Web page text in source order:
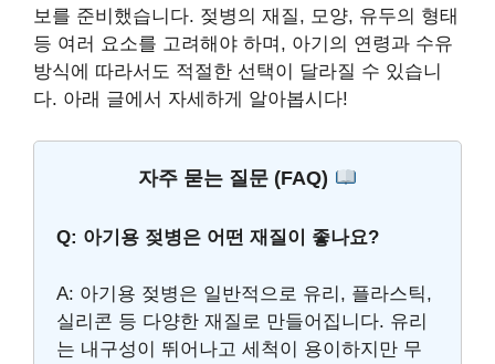
보를 준비했습니다. 젖병의 재질, 모양, 유두의 형태
등 여러 요소를 고려해야 하며, 아기의 연령과 수유
방식에 따라서도 적절한 선택이 달라질 수 있습니
다. 아래 글에서 자세하게 알아봅시다!
자주 묻는 질문 (FAQ)
Q: 아기용 젖병은 어떤 재질이 좋나요?
A: 아기용 젖병은 일반적으로 유리, 플라스틱,
실리콘 등 다양한 재질로 만들어집니다. 유리
는 내구성이 뛰어나고 세척이 용이하지만 무